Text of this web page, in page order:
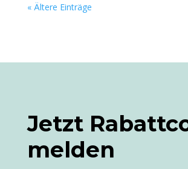
« Ältere Einträge
Jetzt
melden